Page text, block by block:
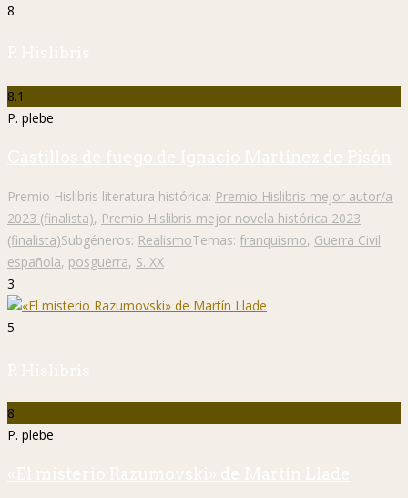
8
P. Hislibris
8.1
P. plebe
Castillos de fuego de Ignacio Martínez de Pisón
Premio Hislibris literatura histórica: Premio Hislibris mejor autor/a
2023 (finalista), Premio Hislibris mejor novela histórica 2023
(finalista)Subgéneros: RealismoTemas: franquismo, Guerra Civil
española, posguerra, S. XX
3
5
P. Hislibris
8
P. plebe
«El misterio Razumovski» de Martín Llade